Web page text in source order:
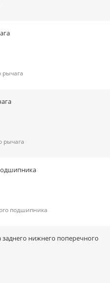
рычага
рычага
подшипника
заднего нижнего поперечного